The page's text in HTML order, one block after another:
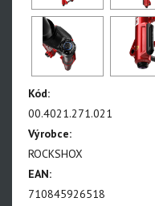
Monarch, Monarch Plus
SIDLuxe
Deluxe, Super Deluxe
Super Deluxe - NEW!!!
Vivid - NEW!!!
Reverb AXS - NEW!!!
Kód:
00.4021.271.021
Výrobce:
ROCKSHOX
EAN:
710845926518